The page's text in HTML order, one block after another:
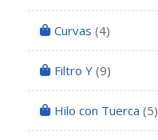
Curvas (4)
Filtro Y (9)
Hilo con Tuerca (5)